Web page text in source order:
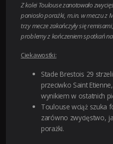
Z kolei Toulouse zanotowało
poniosło porażki, m.in. w meczu z
trzy mecze zakończyły się
problemy z kończeniem spotkań
Ciekawostki:
Stade Brestois 29
przeciwko Saint
wynikiem w ostatnich
Toulouse wciąż szuka
zarówno zwycięstwo,
porażki.